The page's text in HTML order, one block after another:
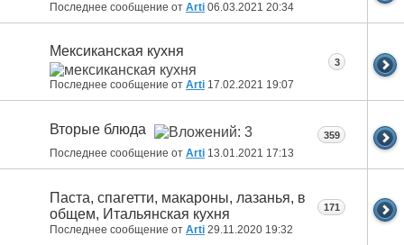
Последнее сообщение от Arti 06.03.2021 20:34
Мексиканская кухня
Последнее сообщение от Arti 17.02.2021 19:07
3
Вторые блюда
Последнее сообщение от Arti 13.01.2021 17:13
359
Паста, спагетти, макароны, лазанья, в
общем, Итальянская кухня
Последнее сообщение от Arti 29.11.2020 19:32
171